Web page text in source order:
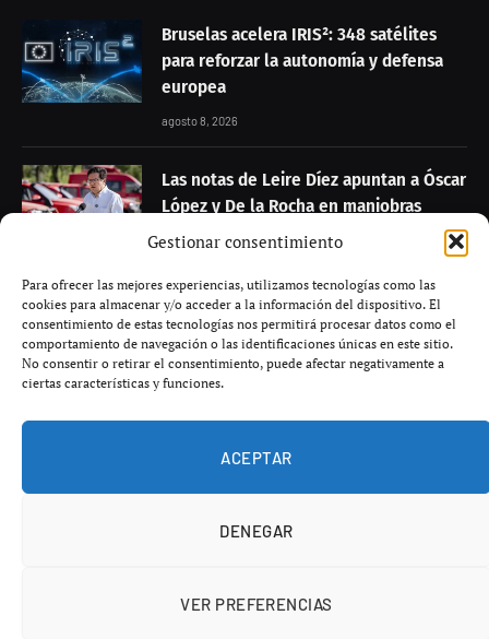
Gestionar consentimiento
Para ofrecer las mejores experiencias, utilizamos tecnologías como las
cookies para almacenar y/o acceder a la información del dispositivo. El
consentimiento de estas tecnologías nos permitirá procesar datos como el
comportamiento de navegación o las identificaciones únicas en este sitio.
No consentir o retirar el consentimiento, puede afectar negativamente a
ciertas características y funciones.
ACEPTAR
DENEGAR
VER PREFERENCIAS
Bruselas acelera IRIS²: 348 satélites
para reforzar la autonomía y defensa
europea
agosto 8, 2026
Las notas de Leire Díez apuntan a Óscar
López y De la Rocha en maniobras
sobre Prisa y Telefónica
Betis avanza en el mercado con
urgencias en delantera y centro del
campo
© 2026 El Vértice, tu canal de noticias en español
Política de privacidad
Política de cookies